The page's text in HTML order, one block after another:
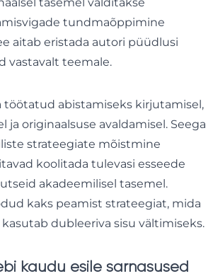
tundmaõppimine
aitab eristada autori püüdlusi
vastavalt teemale.
töötatud abistamiseks kirjutamisel,
originaalsuse avaldamisel. Seega
strateegiate mõistmine
koolitada tulevasi esseede
akadeemilisel tasemel.
kaks peamist strateegiat, mida
dubleeriva sisu vältimiseks.
kaudu esile sarnasused